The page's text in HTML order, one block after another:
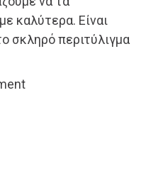
καλύτερα. Είναι
σκληρό περιτύλιγμα